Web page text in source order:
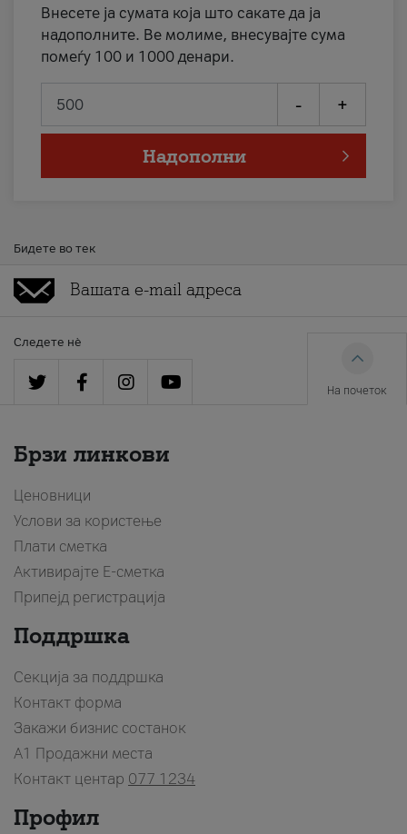
Внесете ја сумата која што сакате да ја
надополните. Ве молиме, внесувајте сума
помеѓу 100 и 1000 денари.
- +
Надополни
Бидете во тек
Следете нè
На почеток
Брзи линкови
Ценовници
Услови за користење
Плати сметка
Активирајте Е-сметка
Припејд регистрација
Поддршка
Секција за поддршка
Контакт форма
Закажи бизнис состанок
A1 Продажни места
Контакт центар 077 1234
Профил